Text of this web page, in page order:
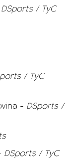
DSports / TyC
/ TyC
- DSports /
DSports / TyC